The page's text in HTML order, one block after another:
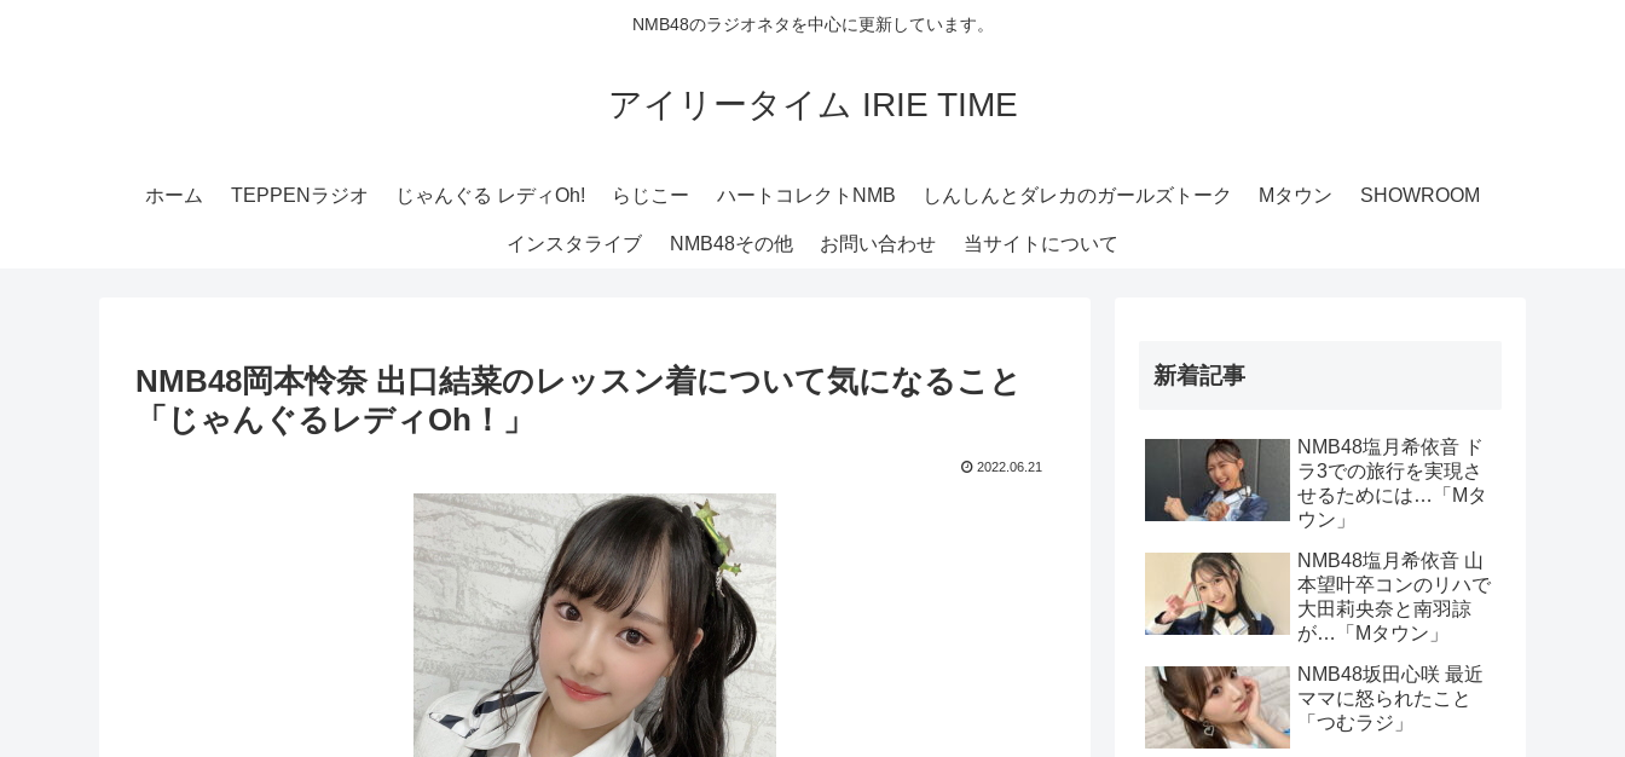
NMB48のラジオネタを中心に更新しています。
アイリータイム IRIE TIME
ホーム TEPPENラジオ じゃんぐる レディOh! らじこー ハートコレクトNMB しんしんとダレカのガールズトーク Mタウン SHOWROOM
インスタライブ NMB48その他 お問い合わせ 当サイトについて
NMB48岡本怜奈 出口結菜のレッスン着について気になること
「じゃんぐるレディOh！」
2022.06.21
新着記事
NMB48塩月希依音 ド
ラ3での旅行を実現さ
せるためには…「Mタ
ウン」
NMB48塩月希依音 山
本望叶卒コンのリハで
大田莉央奈と南羽諒
が…「Mタウン」
NMB48坂田心咲 最近
ママに怒られたこと
「つむラジ」